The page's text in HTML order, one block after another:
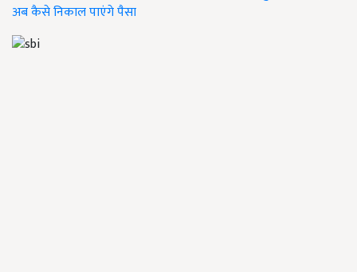
अब कैसे निकाल पाएंगे पैसा